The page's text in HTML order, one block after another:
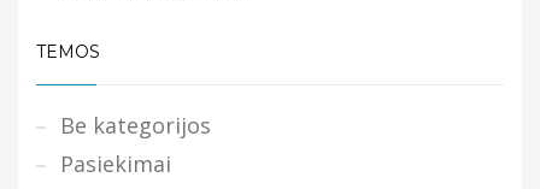
TEMOS
Be kategorijos
Pasiekimai